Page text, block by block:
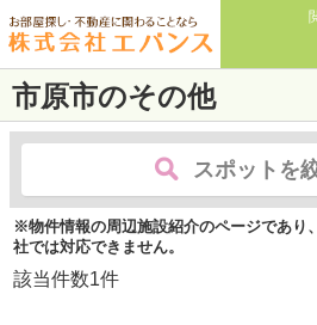
市原市のその他
スポットを
※物件情報の周辺施設紹介のページであり
社では対応できません。
該当件数1件